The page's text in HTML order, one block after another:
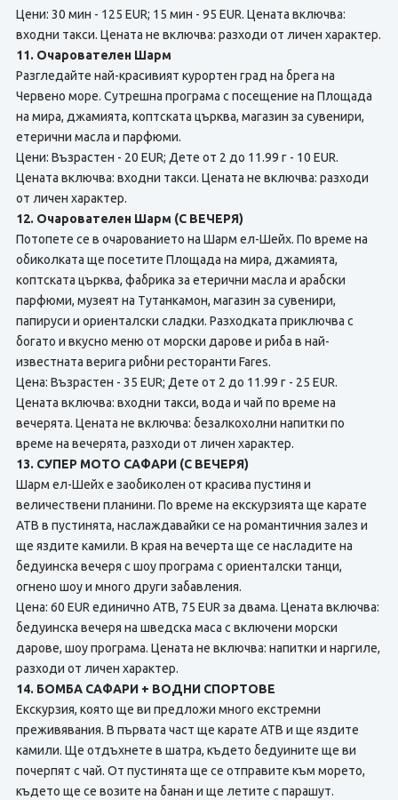
Цени: 30 мин - 125 EUR; 15 мин - 95 EUR. Цената включва:
входни такси. Цената не включва: разходи от личен характер.
11. Очарователен Шарм
Разгледайте най-красивият курортен град на брега на
Червено море. Сутрешна програма с посещение на Площада
на мира, джамията, коптската църква, магазин за сувенири,
етерични масла и парфюми.
Цени: Възрастен - 20 EUR; Дете от 2 до 11.99 г - 10 EUR.
Цената включва: входни такси. Цената не включва: разходи
от личен характер.
12. Очарователен Шарм (С ВЕЧЕРЯ)
Потопете се в очарованието на Шарм ел-Шейх. По време на
обиколката ще посетите Площада на мира, джамията,
коптската църква, фабрика за етерични масла и арабски
парфюми, музеят на Тутанкамон, магазин за сувенири,
папируси и ориенталски сладки. Разходката приключва с
богато и вкусно меню от морски дарове и риба в най-
известната верига рибни ресторанти Fares.
Цена: Възрастен - 35 EUR; Дете от 2 до 11.99 г - 25 EUR.
Цената включва: входни такси, вода и чай по време на
вечерята. Цената не включва: безалкохолни напитки по
време на вечерята, разходи от личен характер.
13. СУПЕР МОТО САФАРИ (С ВЕЧЕРЯ)
Шарм ел-Шейх е заобиколен от красива пустиня и
величествени планини. По време на екскурзията ще карате
АТВ в пустинята, наслаждавайки се на романтичния залез и
ще яздите камили. В края на вечерта ще се насладите на
бедуинска вечеря с шоу програма с ориенталски танци,
огнено шоу и много други забавления.
Цена: 60 EUR единично АТВ, 75 EUR за двама. Цената включва:
бедуинска вечеря на шведска маса с включени морски
дарове, шоу програма. Цената не включва: напитки и наргиле,
разходи от личен характер.
14. БОМБА САФАРИ + ВОДНИ СПОРТОВЕ
Екскурзия, която ще ви предложи много екстремни
преживявания. В първата част ще карате АТВ и ще яздите
камили. Ще отдъхнете в шатра, където бедуините ще ви
почерпят с чай. От пустинята ще се отправите към морето,
където ще се возите на банан и ще летите с парашут.